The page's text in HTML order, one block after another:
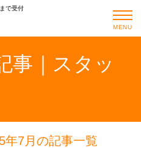
で受付
MENU
事｜スタッ
年7月の記事一覧